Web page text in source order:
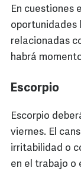
En cuestiones
oportunidades
relacionadas
habrá
Escorpio
Escorpio
viernes. El
irritabilidad o
en el trabajo o